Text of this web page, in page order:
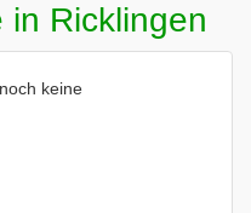
in Ricklingen
keine